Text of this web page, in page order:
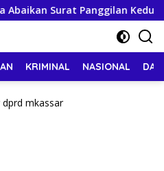
Surat Panggilan Kedua
KRIMINAL NASIONAL